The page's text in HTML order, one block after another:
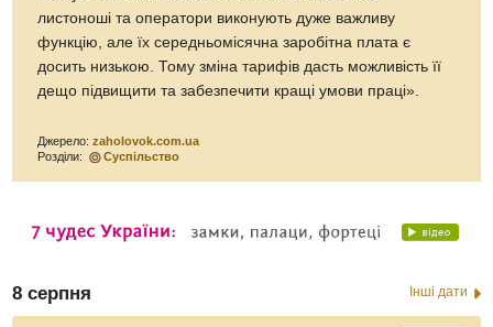
листоноші та оператори виконують дуже важливу
функцію, але їх середньомісячна заробітна плата є
досить низькою. Тому зміна тарифів дасть можливість її
дещо підвищити та забезпечити кращі умови праці».
Джерело:zaholovok.com.ua
Розділи:
Суспільство
8 серпня Інші дати